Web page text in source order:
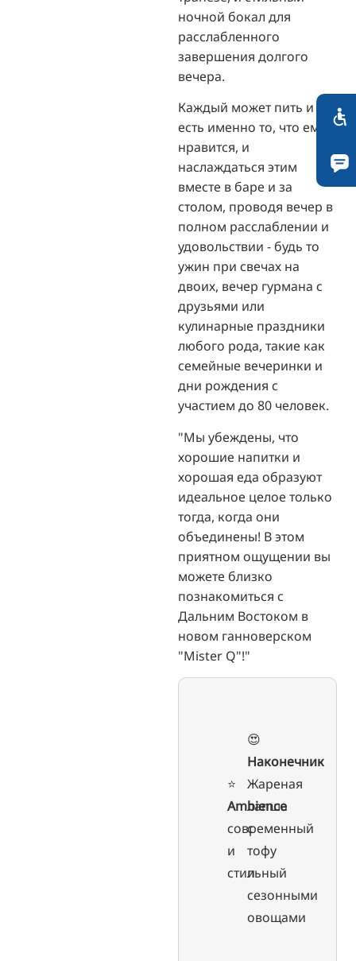
ночной бокал для
расслабленного
завершения долгого
вечера.
Каждый может пить и
есть именно то, что ему
нравится, и
наслаждаться этим
вместе в баре и за
столом, проводя вечер в
полном расслаблении и
удовольствии - будь то
ужин при свечах на
двоих, вечер гурмана с
друзьями или
кулинарные праздники
любого рода, такие как
семейные вечеринки и
дни рождения с
участием до 80 человек.
"Мы убеждены, что
хорошие напитки и
хорошая еда образуют
идеальное целое только
тогда, когда они
объединены! В этом
приятном ощущении вы
можете близко
познакомиться с
Дальним Востоком в
новом ганноверском
"Mister Q"!"
⭐️
Ambience
современный
и
стильный
😍
Наконечник
Жареная
лапша
с
тофу
и
сезонными
овощами